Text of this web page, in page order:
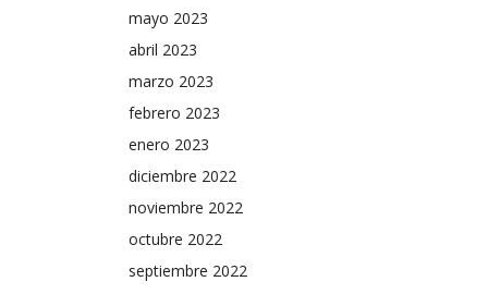
mayo 2023
abril 2023
marzo 2023
febrero 2023
enero 2023
diciembre 2022
noviembre 2022
octubre 2022
septiembre 2022